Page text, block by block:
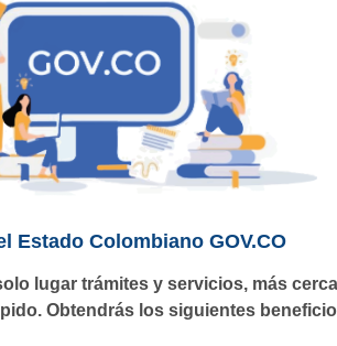
Estado Colombiano GOV.CO
lugar trámites y servicios, más
Obtendrás los siguientes